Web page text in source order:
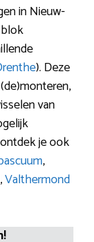
in Nieuw-
). Deze
van
je ook
,
,Valthermond